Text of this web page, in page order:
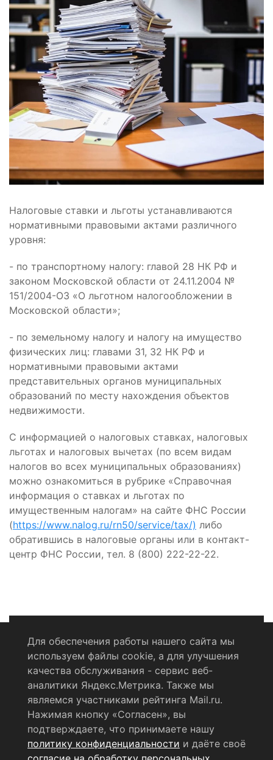
Налоговые ставки и льготы устанавливаются
нормативными правовыми актами различного
уровня:
- по транспортному налогу: главой 28 НК РФ и
законом Московской области от 24.11.2004 №
151/2004-ОЗ «О льготном налогообложении в
Московской области»;
- по земельному налогу и налогу на имущество
физических лиц: главами 31, 32 НК РФ и
нормативными правовыми актами
представительных органов муниципальных
образований по месту нахождения объектов
недвижимости.
С информацией о налоговых ставках, налоговых
льготах и налоговых вычетах (по всем видам
налогов во всех муниципальных образованиях)
можно ознакомиться в рубрике «Справочная
информация о ставках и льготах по
имущественным налогам» на сайте ФНС России
(https://www.nalog.ru/rn50/service/tax/) либо
обратившись в налоговые органы или в контакт-
центр ФНС России, тел. 8 (800) 222-22-22.
Политика конфиденциальности
Согласие на обработку персональных данных
RSS-лента
© 2004 - 2026 Сетевое издание Щёлковское ТВ.
Для обеспечения работы нашего сайта мы
используем файлы cookie, а для улучшения
качества обслуживания - сервис веб-
аналитики Яндекс.Метрика. Также мы
являемся участниками рейтинга Mail.ru.
Нажимая кнопку «Согласен», вы
подтверждаете, что принимаете нашу
политику конфиденциальности и даёте своё